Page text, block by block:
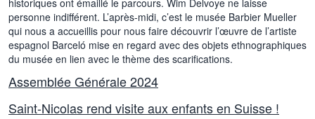
historiques ont émaillé le parcours. Wim Delvoye ne laisse
personne indifférent. L’après-midi, c’est le musée Barbier Mueller
qui nous a accueillis pour nous faire découvrir l’œuvre de l’artiste
espagnol Barceló mise en regard avec des objets ethnographiques
du musée en lien avec le thème des scarifications.
Assemblée Générale 2024
Saint-Nicolas rend visite aux enfants en Suisse !